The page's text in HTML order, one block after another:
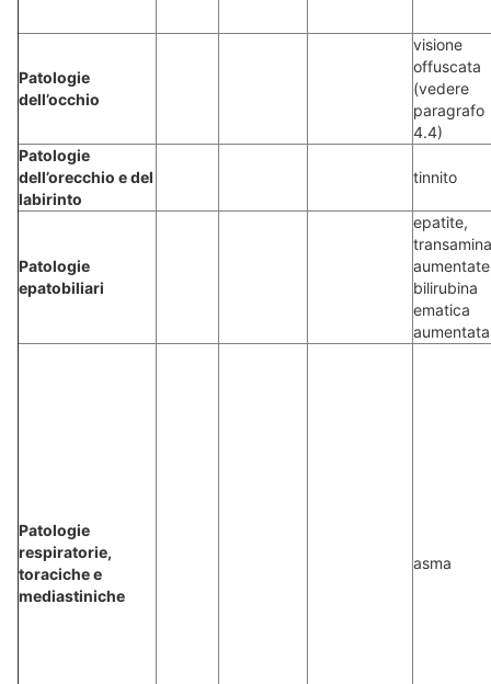
Patologie
dell’occhio
visione
offuscata
(vedere
paragrafo
4.4)
Patologie
dell’orecchio e del
labirinto
tinnito
Patologie
epatobiliari
epatite,
bilirubina
ematica
aumentata
Patologie
respiratorie,
toraciche e
mediastiniche
asma